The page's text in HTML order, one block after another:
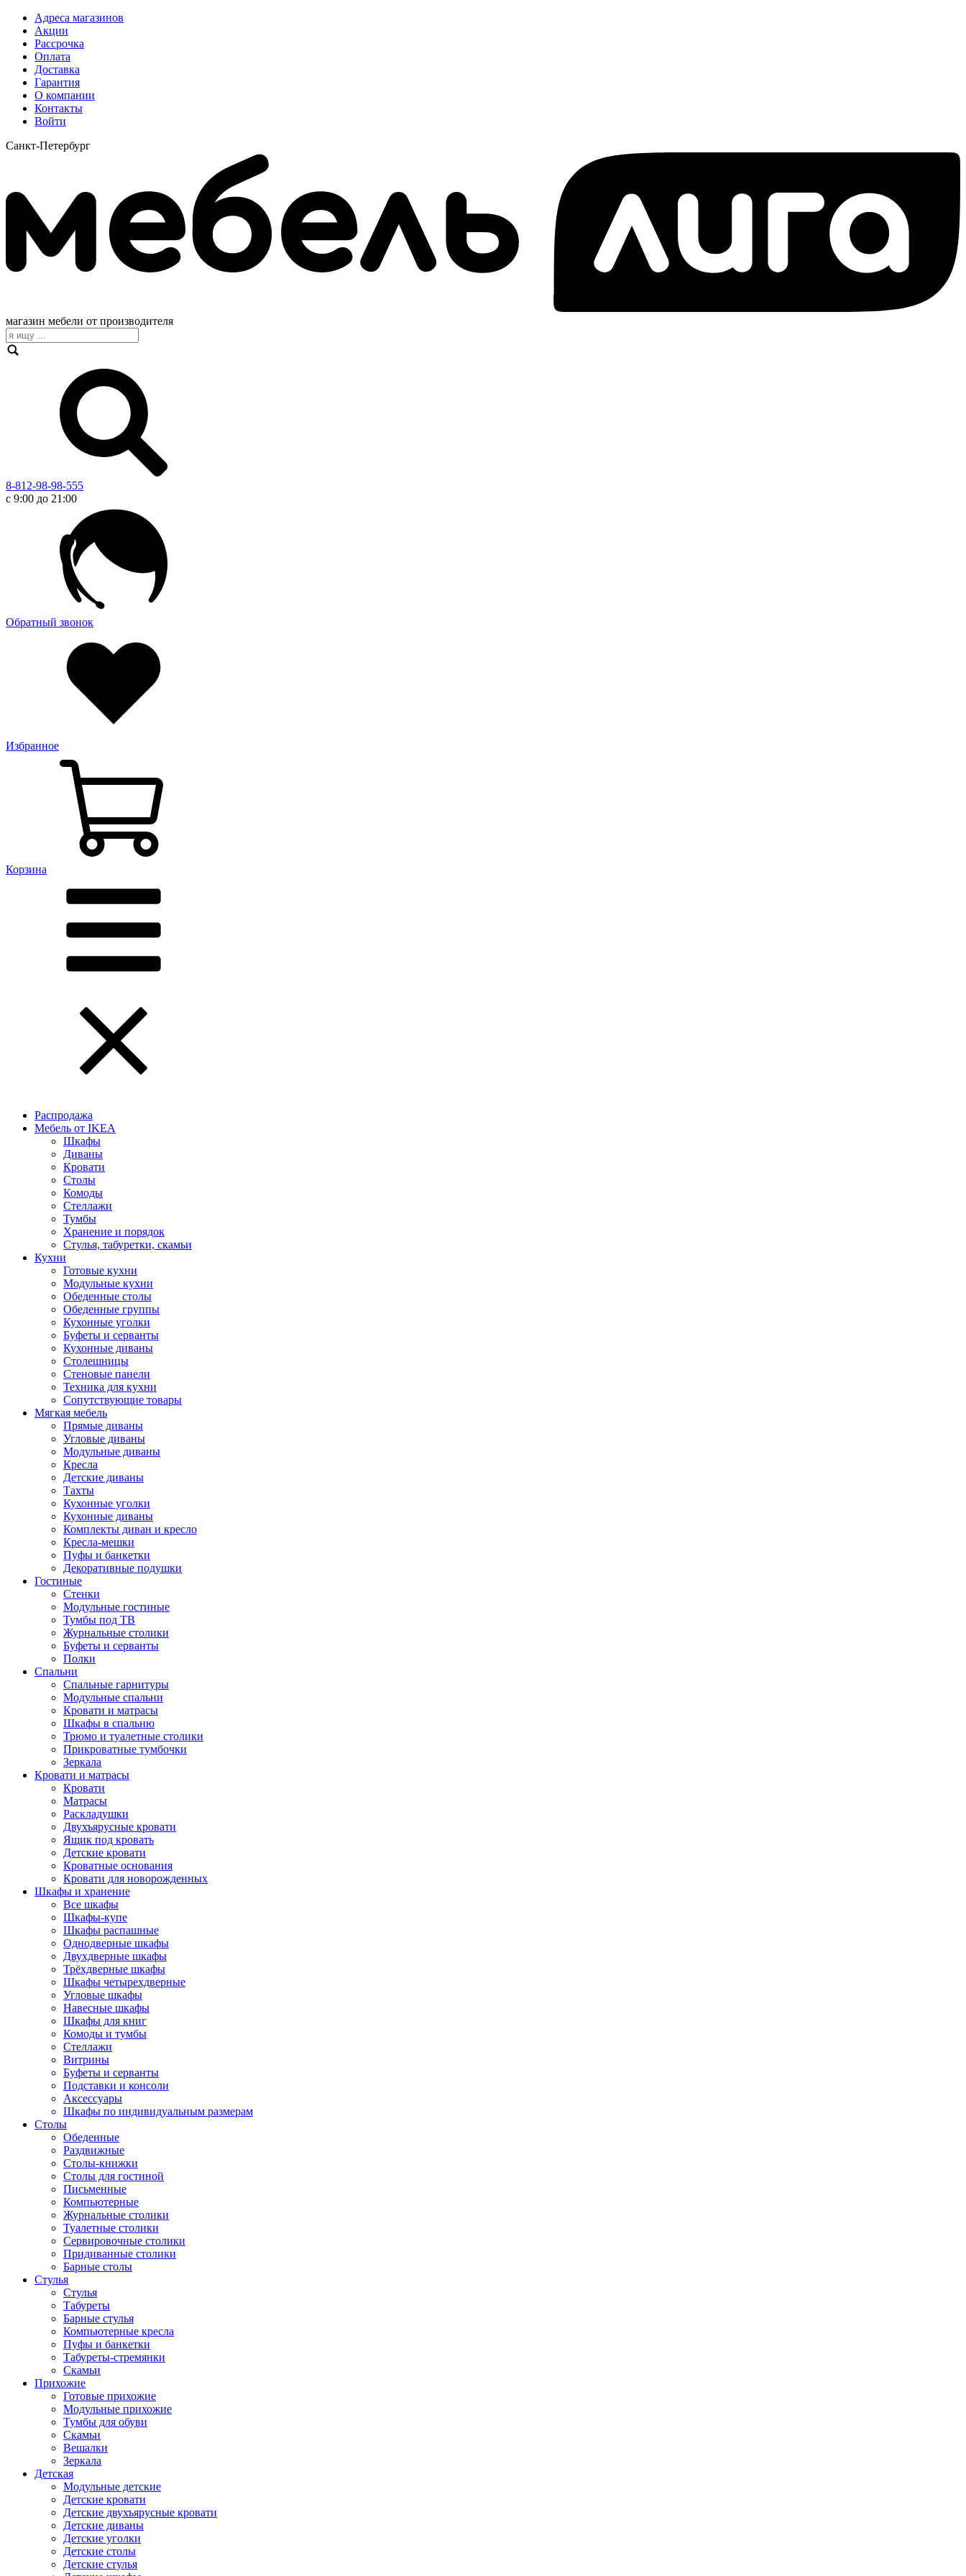
Адреса магазинов
Акции
Рассрочка
Оплата
Доставка
Гарантия
О компании
Контакты
Войти
Санкт-Петербург
магазин мебели от производителя
8-812-98-98-555
с 9:00 до 21:00
Обратный звонок
Избранное
Корзина
Распродажа
Мебель от IKEA
Шкафы
Диваны
Кровати
Столы
Комоды
Стеллажи
Тумбы
Хранение и порядок
Стулья, табуретки, скамьи
Кухни
Готовые кухни
Модульные кухни
Обеденные столы
Обеденные группы
Кухонные уголки
Буфеты и серванты
Кухонные диваны
Столешницы
Стеновые панели
Техника для кухни
Сопутствующие товары
Мягкая мебель
Прямые диваны
Угловые диваны
Модульные диваны
Кресла
Детские диваны
Тахты
Кухонные уголки
Кухонные диваны
Комплекты диван и кресло
Кресла-мешки
Пуфы и банкетки
Декоративные подушки
Гостиные
Стенки
Модульные гостиные
Тумбы под ТВ
Журнальные столики
Буфеты и серванты
Полки
Спальни
Спальные гарнитуры
Модульные спальни
Кровати и матрасы
Шкафы в спальню
Трюмо и туалетные столики
Прикроватные тумбочки
Зеркала
Кровати и матрасы
Кровати
Матрасы
Раскладушки
Двухъярусные кровати
Ящик под кровать
Детские кровати
Кроватные основания
Кровати для новорожденных
Шкафы и хранение
Все шкафы
Шкафы-купе
Шкафы распашные
Однодверные шкафы
Двухдверные шкафы
Трёхдверные шкафы
Шкафы четырехдверные
Угловые шкафы
Навесные шкафы
Шкафы для книг
Комоды и тумбы
Стеллажи
Витрины
Буфеты и серванты
Подставки и консоли
Аксессуары
Шкафы по индивидуальным размерам
Столы
Обеденные
Раздвижные
Столы-книжки
Столы для гостиной
Письменные
Компьютерные
Журнальные столики
Туалетные столики
Сервировочные столики
Придиванные столики
Барные столы
Стулья
Стулья
Табуреты
Барные стулья
Компьютерные кресла
Пуфы и банкетки
Табуреты-стремянки
Скамьи
Прихожие
Готовые прихожие
Модульные прихожие
Тумбы для обуви
Скамьи
Вешалки
Зеркала
Детская
Модульные детские
Детские кровати
Детские двухъярусные кровати
Детские диваны
Детские уголки
Детские столы
Детские стулья